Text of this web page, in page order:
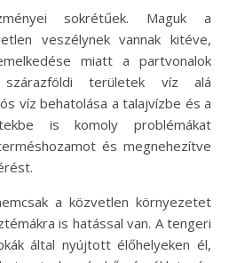
sokrétűek. Maguk a
veszélynek vannak kitéve,
miatt a partvonalok
területek víz alá
víz behatolása a talajvízbe és a
is komoly problémákat
és megnehezítve
a közvetlen környezetet
is hatással van. A tengeri
által nyújtott élőhelyeken él,